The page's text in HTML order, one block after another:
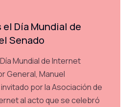
Día Mundial de
Senado
Mundial de Internet
General, Manuel
por la Asociación de
al acto que se celebró